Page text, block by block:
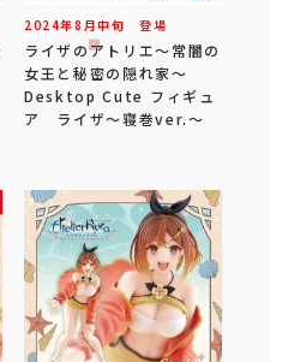
2024年8 月中旬 登場
ライザのアトリエ～常闇の
女王と秘密の隠れ家～
Desktop Cute フィギュ
ア ライザ～寝巻ver.～